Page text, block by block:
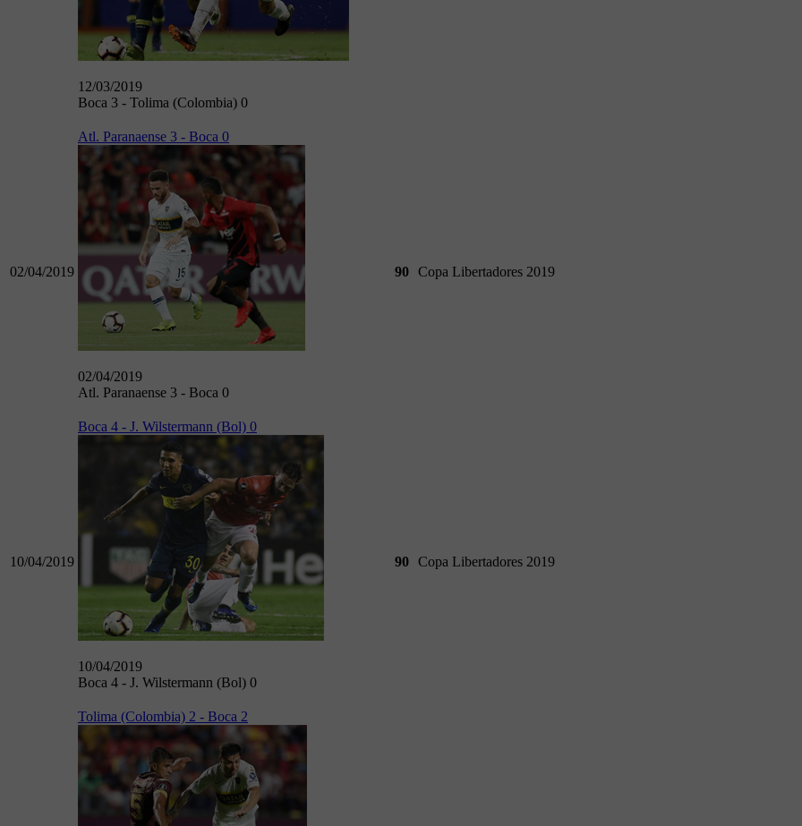
12/03/2019
Boca 3 - Tolima (Colombia) 0
02/04/2019
Atl. Paranaense 3 - Boca 0
02/04/2019
Atl. Paranaense 3 - Boca 0
90 Copa Libertadores 2019
10/04/2019
Boca 4 - J. Wilstermann (Bol) 0
10/04/2019
Boca 4 - J. Wilstermann (Bol) 0
90 Copa Libertadores 2019
Tolima (Colombia) 2 - Boca 2